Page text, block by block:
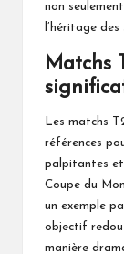
non
l’héritage des
Matchs
Les matchs
références
palpitantes et
Coupe du
un exemple
objectif
manière